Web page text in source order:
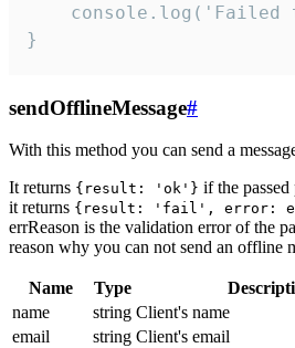
console.log('Failed
}
sendOfflineMessage#
With this method you can send a
It returns {result: 'ok'} if the passed
it returns {result: 'fail', error:
errReason is the validation error of the
reason why you can not send an offline
Name Type
name
string Client's name
email
string Client's email